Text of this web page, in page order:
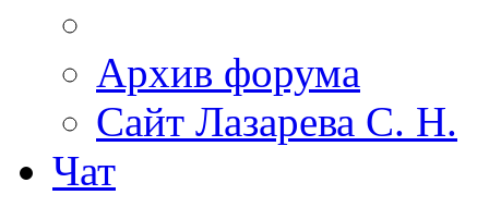
Архив форума
Сайт Лазарева С. Н.
Чат